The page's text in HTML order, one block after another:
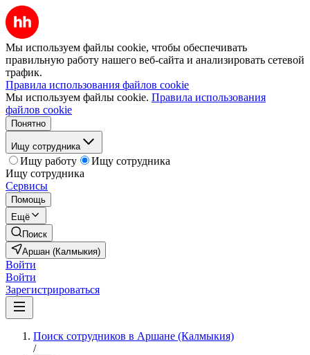
Мы используем файлы cookie, чтобы обеспечивать
правильную работу нашего веб-сайта и анализировать сетевой
трафик.
Правила использования файлов cookie
Мы используем файлы cookie. Правила использования
файлов cookie
Понятно
Ищу сотрудника
Ищу работу
Ищу сотрудника
Ищу сотрудника
Сервисы
Помощь
Ещё
Поиск
Аршан (Калмыкия)
Войти
Войти
Зарегистрироваться
Поиск сотрудников в Аршане (Калмыкия)
/